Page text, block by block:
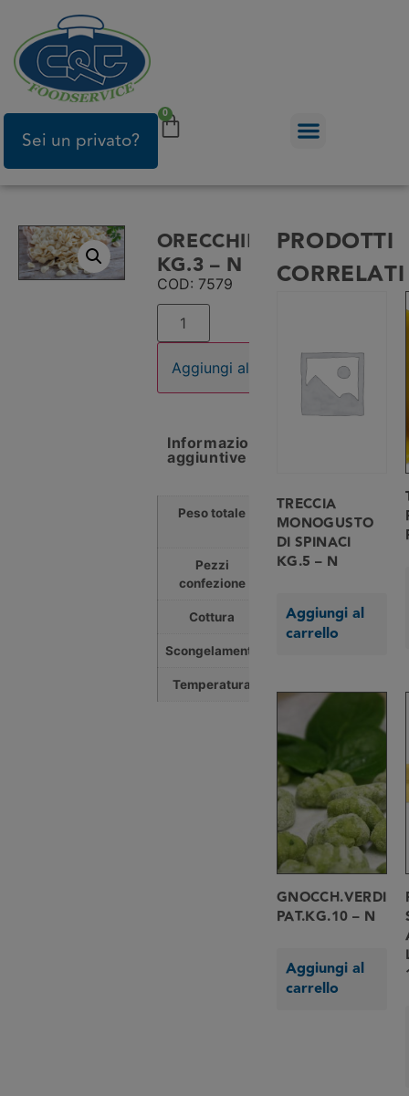
Sei un privato?
0
ORECCHIETTE
KG.3 – N
COD: 7579
Aggiungi al carrello
Informazioni
aggiuntive
Peso totale
3,000
Kg
Pezzi
confezione
0
Cottura 0 min
Scongelamento
Temperatura
PRODOTTI
CORRELATI
TRECCIA
MONOGUSTO
DI SPINACI
KG.5 – N
Aggiungi al
carrello
GNOCCH.VERDI
PAT.KG.10 – N
Aggiungi al
carrello